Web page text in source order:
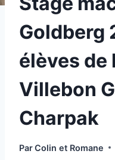
Goldberg
élèves de
Villebon
Charpak
ParColin et Romane